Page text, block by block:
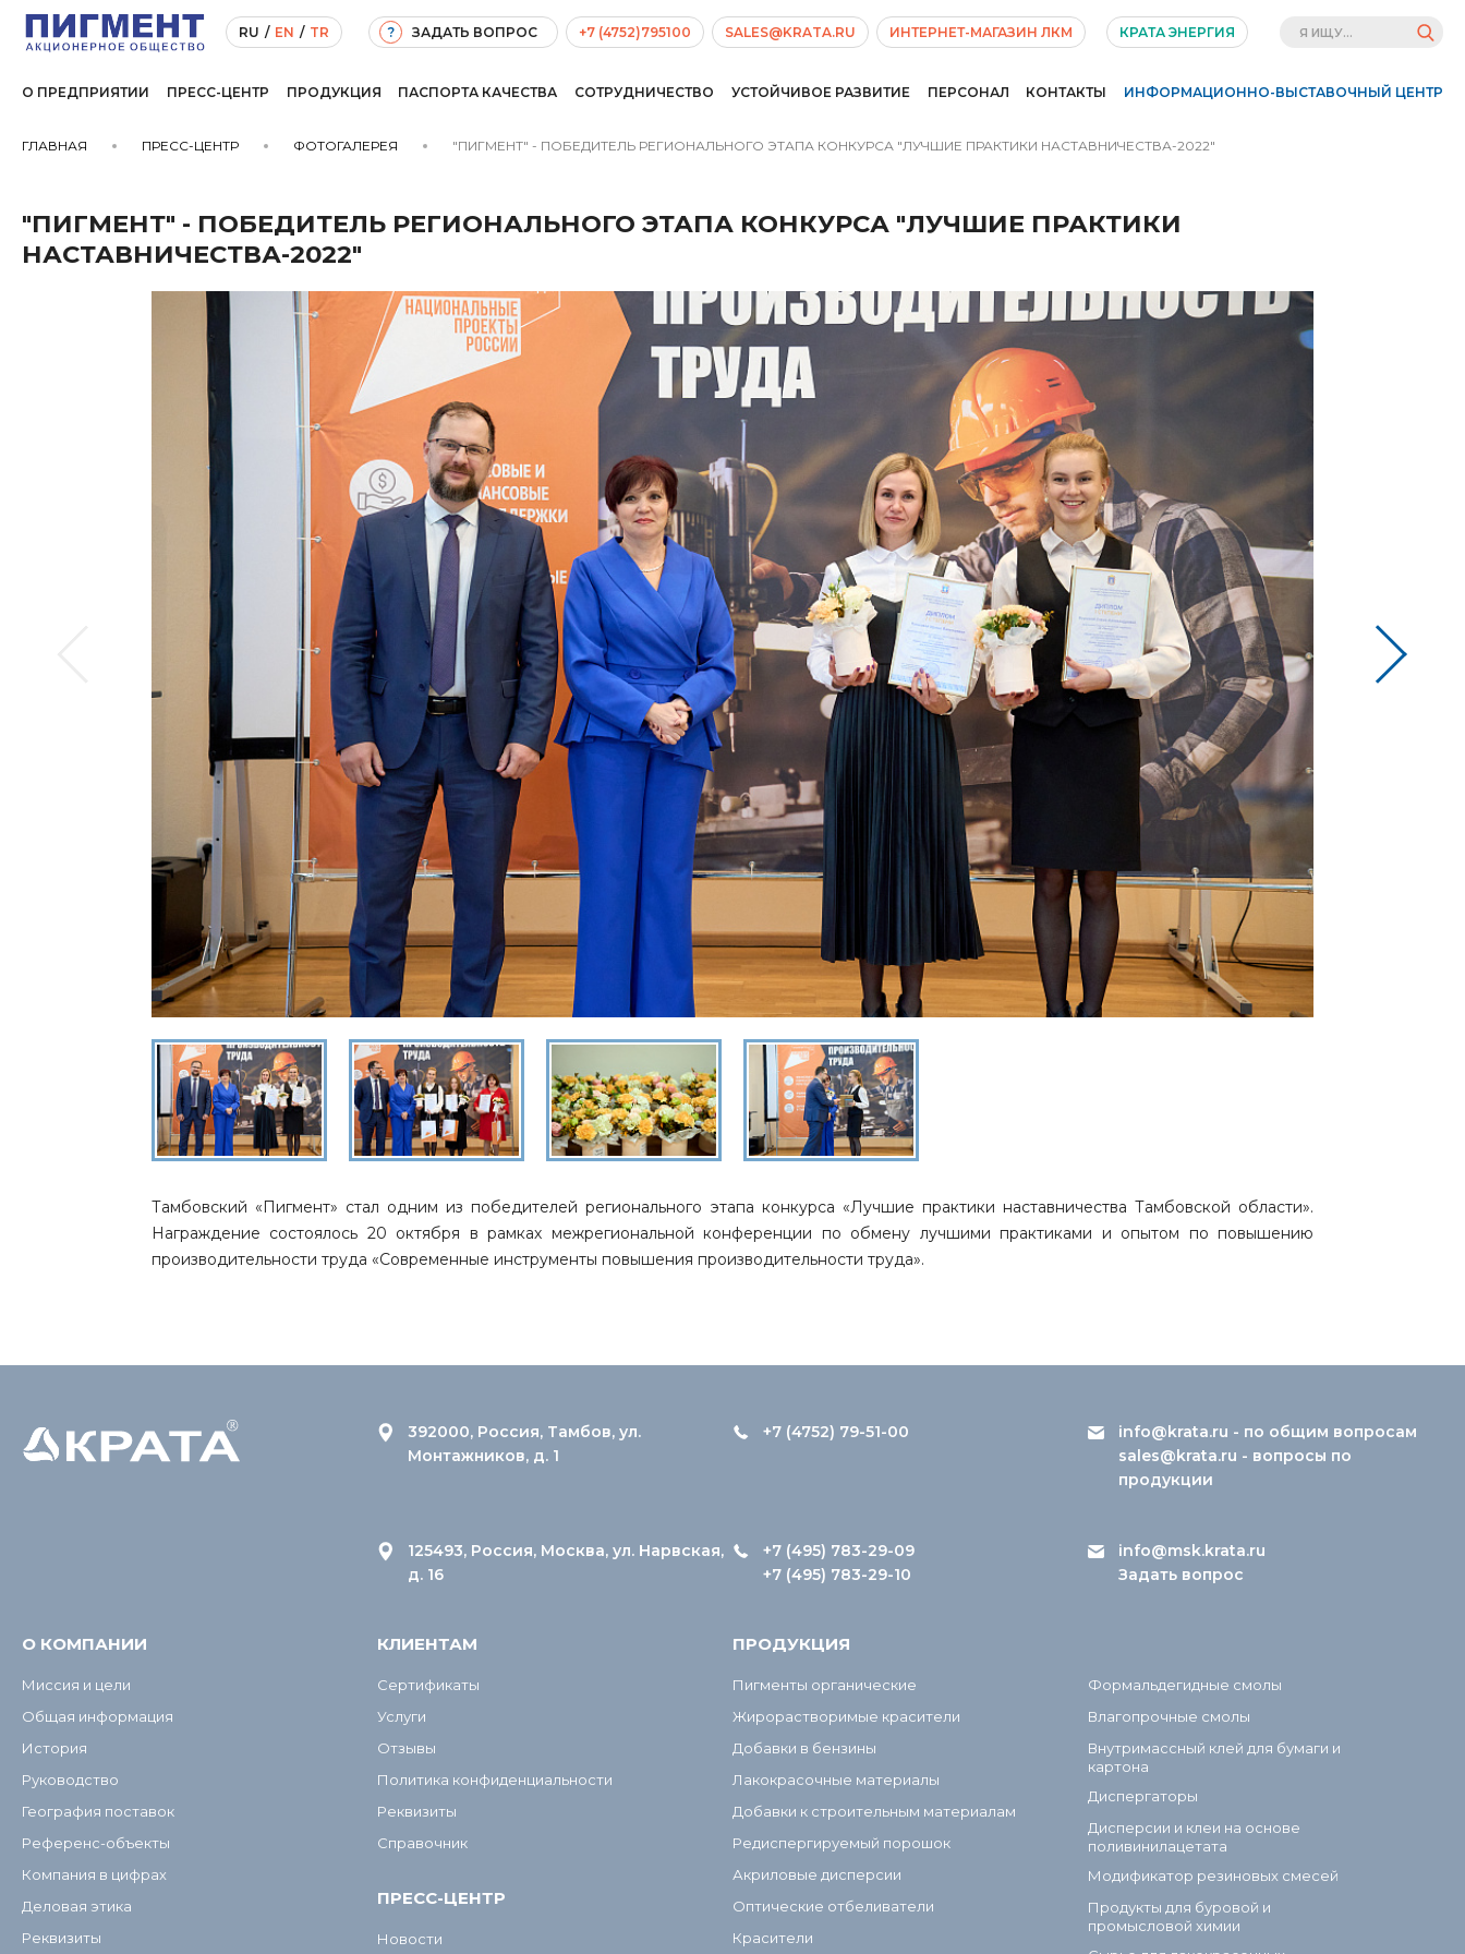
RU / EN / TR ? ЗАДАТЬ ВОПРОС +7 (4752)795100 SALES@KRATA.RU ИНТЕРНЕТ-МАГАЗИН ЛКМ КРАТА ЭНЕРГИЯ
О ПРЕДПРИЯТИИ ПРЕСС-ЦЕНТР ПРОДУКЦИЯ ПАСПОРТА КАЧЕСТВА СОТРУДНИЧЕСТВО УСТОЙЧИВОЕ РАЗВИТИЕ ПЕРСОНАЛ КОНТАКТЫ ИНФОРМАЦИОННО-ВЫСТАВОЧНЫЙ ЦЕНТР
ГЛАВНАЯ ПРЕСС-ЦЕНТР ФОТОГАЛЕРЕЯ "ПИГМЕНТ" - ПОБЕДИТЕЛЬ РЕГИОНАЛЬНОГО ЭТАПА КОНКУРСА "ЛУЧШИЕ ПРАКТИКИ НАСТАВНИЧЕСТВА-2022"
"ПИГМЕНТ" - ПОБЕДИТЕЛЬ РЕГИОНАЛЬНОГО ЭТАПА КОНКУРСА "ЛУЧШИЕ ПРАКТИКИ
НАСТАВНИЧЕСТВА-2022"
Тамбовский «Пигмент» стал одним из победителей регионального этапа конкурса «Лучшие практики наставничества Тамбовской области».
Награждение состоялось 20 октября в рамках межрегиональной конференции по обмену лучшими практиками и опытом по повышению
производительности труда «Современные инструменты повышения производительности труда».
392000, Россия, Тамбов, ул.
Монтажников, д. 1
+7 (4752) 79-51-00 info@krata.ru - по общим вопросам
sales@krata.ru - вопросы по
продукции
125493, Россия, Москва, ул. Нарвская,
д. 16
+7 (495) 783-29-09
+7 (495) 783-29-10
info@msk.krata.ru
Задать вопрос
О КОМПАНИИ
Миссия и цели
Общая информация
История
Руководство
География поставок
Референс-объекты
Компания в цифрах
Деловая этика
Реквизиты
КЛИЕНТАМ
Сертификаты
Услуги
Отзывы
Политика конфиденциальности
Реквизиты
Справочник
ПРЕСС-ЦЕНТР
Новости
ПРОДУКЦИЯ
Пигменты органические
Жирорастворимые красители
Добавки в бензины
Лакокрасочные материалы
Добавки к строительным материалам
Редиспергируемый порошок
Акриловые дисперсии
Оптические отбеливатели
Красители
Формальдегидные смолы
Влагопрочные смолы
Внутримассный клей для бумаги и
картона
Диспергаторы
Дисперсии и клеи на основе
поливинилацетата
Модификатор резиновых смесей
Продукты для буровой и
промысловой химии